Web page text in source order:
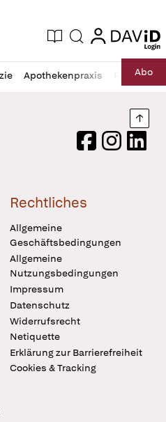
Zeitung
Aktuelle Ausgabe
Suche login
login
Apothekenpraxis RechtAbo
Logo
FacebookInstagram
Rechtliches
Allgemeine
Geschäftsbedingungen
Allgemeine
Nutzungsbedingungen
Impressum
Datenschutz
Widerrufsrecht
Netiquette
Erklärung zur Barrierefreiheit
Cookies & Tracking